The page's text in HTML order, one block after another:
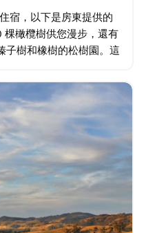
宿，以下是房東提供的
橄欖樹供您漫步，還有
子樹和橡樹的松樹園。這